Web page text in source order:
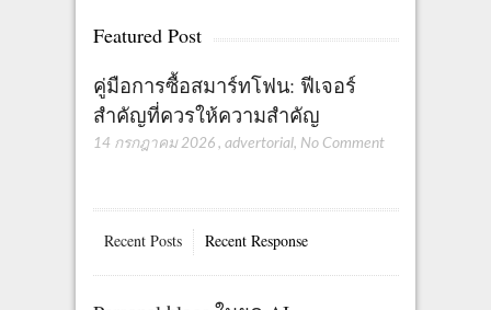
Featured Post
คู่มือการซื้อสมาร์ทโฟน: ฟีเจอร์
สำคัญที่ควรให้ความสำคัญ
14 กรกฎาคม 2026 , advertorial, No Comment
Recent Posts Recent Response